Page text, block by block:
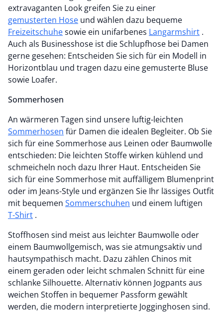
extravaganten Look greifen Sie zu einer
gemusterten Hose und wählen dazu bequeme
Freizeitschuhesowie ein unifarbenes Langarmshirt .
Auch als Businesshose ist die Schlupfhose bei Damen
gerne gesehen: Entscheiden Sie sich für ein Modell in
Horizontblau und tragen dazu eine gemusterte Bluse
sowie Loafer.
Sommerhosen
An wärmeren Tagen sind unsere luftig-leichten
Sommerhosen
sich für eine Sommerhose aus Leinen oder Baumwolle
entschieden: Die leichten Stoffe wirken kühlend und
schmeicheln noch dazu Ihrer Haut. Entscheiden Sie
sich für eine Sommerhose mit auffälligem Blumenprint
oder im Jeans-Style und ergänzen Sie Ihr lässiges Outfit
mit bequemen Sommerschuhen und einem luftigen
T-Shirt .
Stoffhosen sind meist aus leichter Baumwolle oder
einem Baumwollgemisch, was sie atmungsaktiv und
hautsympathisch macht. Dazu zählen Chinos mit
einem geraden oder leicht schmalen Schnitt für eine
schlanke Silhouette. Alternativ können Jogpants aus
weichen Stoffen in bequemer Passform gewählt
werden, die modern interpretierte Jogginghosen sind.